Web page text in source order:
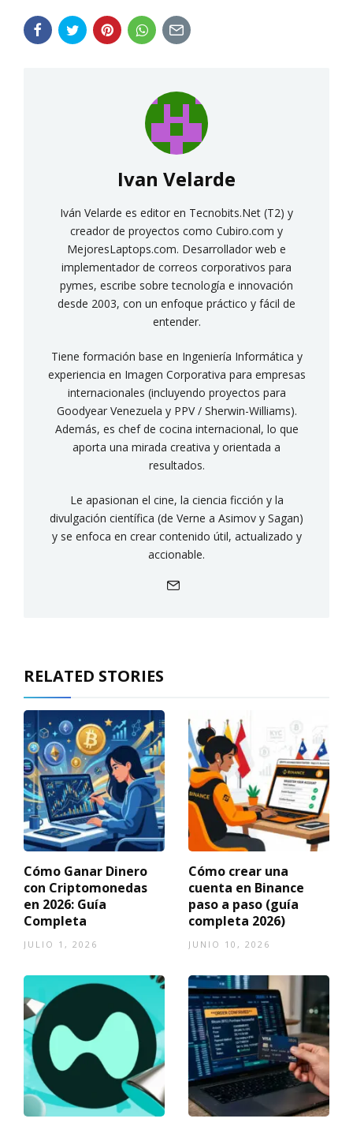
Ivan Velarde
Iván Velarde es editor en Tecnobits.Net (T2) y
creador de proyectos como Cubiro.com y
MejoresLaptops.com. Desarrollador web e
implementador de correos corporativos para
pymes, escribe sobre tecnología e innovación
desde 2003, con un enfoque práctico y fácil de
entender.
Tiene formación base en Ingeniería Informática y
experiencia en Imagen Corporativa para empresas
internacionales (incluyendo proyectos para
Goodyear Venezuela y PPV / Sherwin-Williams).
Además, es chef de cocina internacional, lo que
aporta una mirada creativa y orientada a
resultados.
Le apasionan el cine, la ciencia ficción y la
divulgación científica (de Verne a Asimov y Sagan)
y se enfoca en crear contenido útil, actualizado y
accionable.
RELATED STORIES
Cómo Ganar Dinero
con Criptomonedas
en 2026: Guía
Completa
JULIO 1, 2026
Cómo crear una
cuenta en Binance
paso a paso (guía
completa 2026)
JUNIO 10, 2026